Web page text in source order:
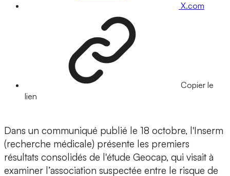
X.com
Copier le
lien
Dans un communiqué publié le 18 octobre, l'Inserm
(recherche médicale) présente les premiers
résultats consolidés de l'étude Geocap, qui visait à
examiner l’association suspectée entre le risque de